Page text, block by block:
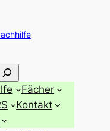
Fächer
Kontakt